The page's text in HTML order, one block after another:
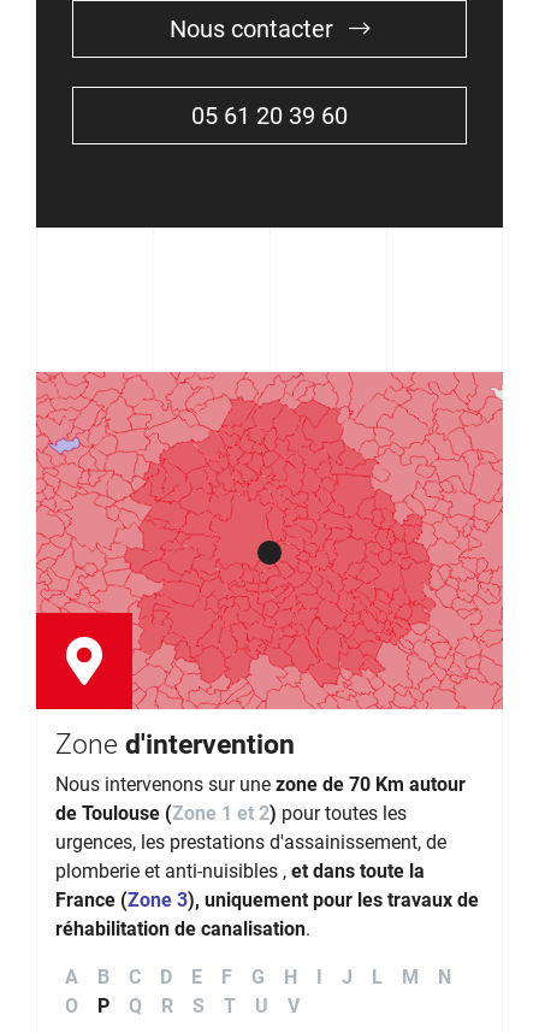
Nous contacter
05 61 20 39 60
Zone d'intervention
Nous intervenons sur une zone de 70 Km autour
de Toulouse (Zone 1 et 2) pour toutes les
urgences, les prestations d'assainissement, de
plomberie et anti-nuisibles , et dans toute la
France (Zone 3), uniquement pour les travaux de
réhabilitation de canalisation.
A B C D E F G H I J L M
N
O
P Q R S T U V